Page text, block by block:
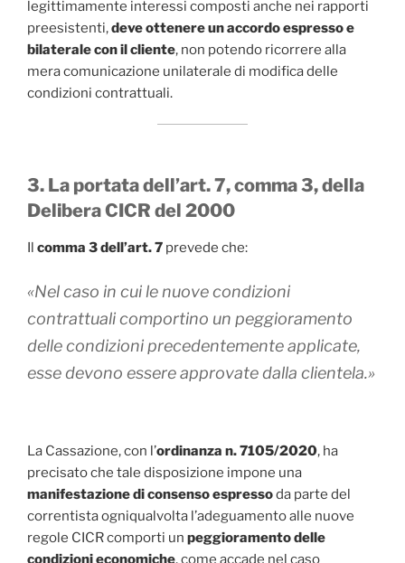
legittimamente interessi composti anche nei rapporti
preesistenti,deve ottenere un accordo espresso e
bilaterale con il cliente, non potendo ricorrere alla
mera comunicazione unilaterale di modifica delle
condizioni contrattuali.
3. La portata dell’art. 7, comma 3, della
Delibera CICR del 2000
Il comma 3 dell’art. 7 prevede che:
«Nel caso in cui le nuove condizioni
contrattuali comportino un peggioramento
delle condizioni precedentemente applicate,
esse devono essere approvate dalla clientela.»
La Cassazione, con l’ordinanza n. 7105/2020, ha
precisato che tale disposizione impone una
manifestazione di consenso espressoda parte del
correntista ogniqualvolta l’adeguamento alle nuove
regole CICR comporti un peggioramento delle
condizioni economiche, come accade nel caso